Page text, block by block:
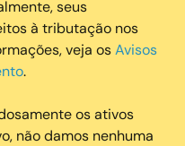
seus
à tributação nos
veja osAvisos
.
os ativos
não damos nenhuma